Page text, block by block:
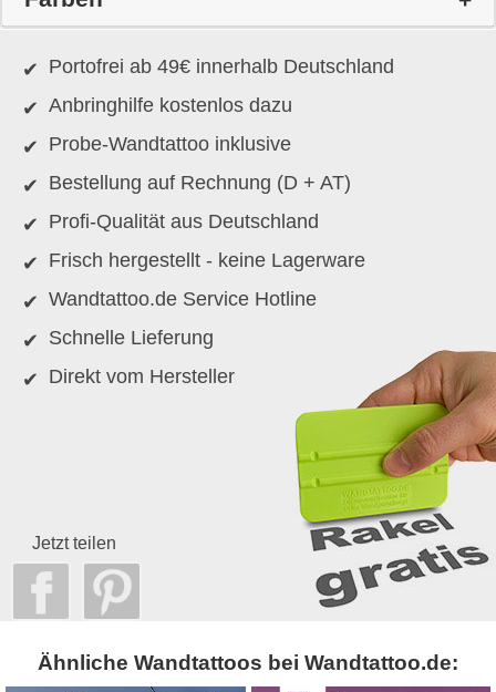
Portofrei ab 49€ innerhalb Deutschland
Anbringhilfe kostenlos dazu
Probe-Wandtattoo inklusive
Bestellung auf Rechnung (D + AT)
Profi-Qualität aus Deutschland
Frisch hergestellt - keine Lagerware
Wandtattoo.de Service Hotline
Schnelle Lieferung
Direkt vom Hersteller
Jetzt teilen
Ähnliche Wandtattoos bei Wandtattoo.de: